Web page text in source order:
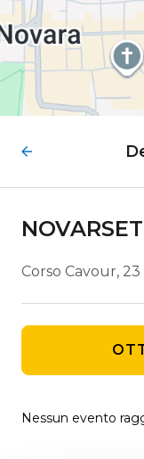
Corso Cavour, 23
Nessun evento